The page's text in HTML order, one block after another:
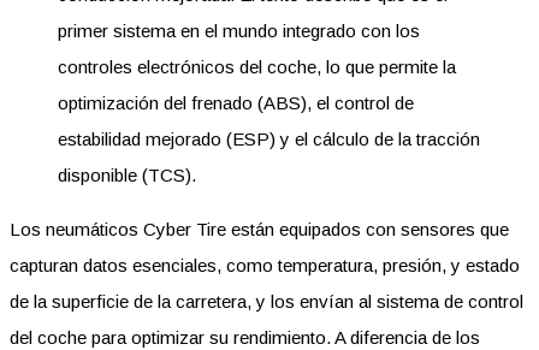
Los neumáticos Cyber Tire están equipados con sensores que
capturan datos esenciales, como temperatura, presión, y estado
de la superficie de la carretera, y los envían al sistema de control
del coche para optimizar su rendimiento. A diferencia de los